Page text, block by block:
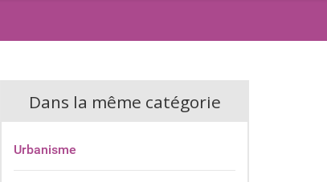
Dans la même catégorie
Urbanisme